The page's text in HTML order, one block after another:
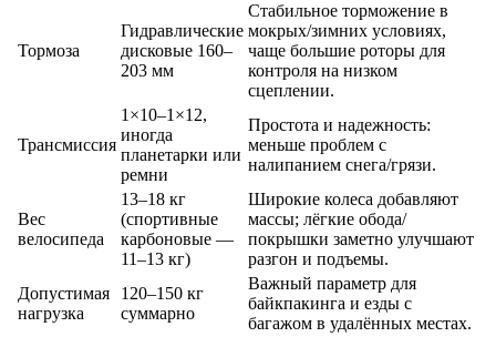
Тормоза
Гидравлические
дисковые 160–
203 мм
Стабильное торможение в
мокрых/зимних условиях,
чаще большие роторы для
контроля на низком
сцеплении.
Трансмиссия
1×10–1×12,
иногда
планетарки или
ремни
Простота и надежность:
меньше проблем с
налипанием снега/грязи.
Вес
велосипеда
13–18 кг
(спортивные
карбоновые —
11–13 кг)
Широкие колеса добавляют
массы; лёгкие обода/
покрышки заметно улучшают
разгон и подъемы.
Допустимая
нагрузка
120–150 кг
суммарно
Важный параметр для
байкпакинга и езды с
багажом в удалённых местах.